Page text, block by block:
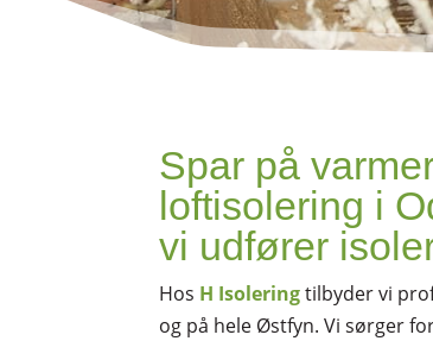
Spar på
loftisolering i
vi udfører
Hos H Isoleringtilbyder vi
og på hele Østfyn. Vi sørger